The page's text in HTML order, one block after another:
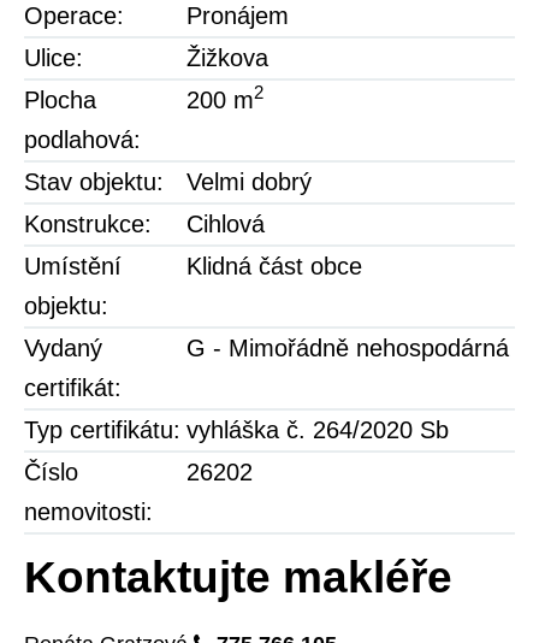
Operace:
Pronájem
Ulice:
Žižkova
Plocha
podlahová:
200 m2
Stav objektu:
Velmi dobrý
Konstrukce:
Cihlová
Umístění
objektu:
Klidná část obce
Vydaný
certifikát:
G - Mimořádně nehospodárná
Typ certifikátu: vyhláška č. 264/2020 Sb
Číslo
nemovitosti:
26202
Kontaktujte makléře